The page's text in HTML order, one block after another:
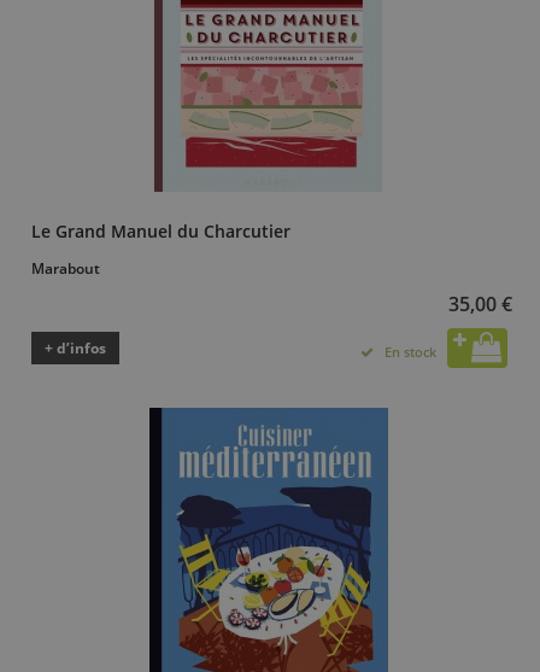
Le Grand Manuel du Charcutier
Marabout
35,00 €
+ d’infos En stock